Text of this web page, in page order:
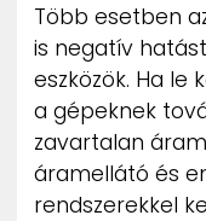
Több esetben
is negatív
eszközök. Ha le
a gépeknek
zavartalan
áramellátó és
rendszerekkel